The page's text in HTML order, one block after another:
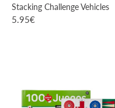
Stacking Challenge Vehicles
5.95€